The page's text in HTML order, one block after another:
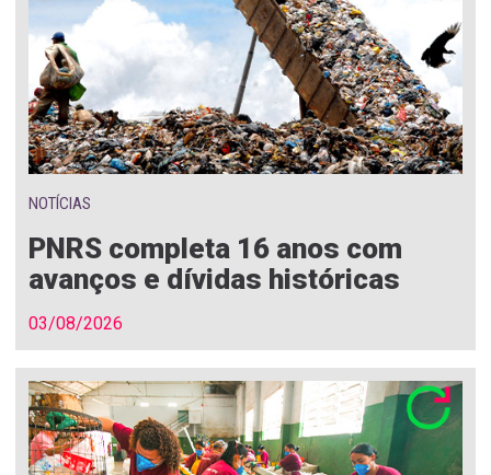
NOTÍCIAS
PNRS completa 16 anos com
avanços e dívidas históricas
03/08/2026